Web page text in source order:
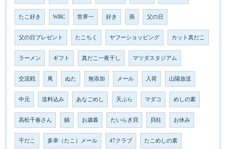
たこ好き WBC 世界一 好き 孫 父の日
父の日プレゼント たこちく ヤフーショッピング カット真だこ
ラーメン ギフト 真だこ一夜干し マツダスタジアム
交流戦 凧 ぬた 無添加 メール 入荷 山陽放送
中元 送料込み あなごめし 天ぷら マダコ めしの素
高松千春さん 鍋 お歳暮 たいらぎ貝 貝柱 お休み
干だこ 多幸（たこ）メール 47クラブ たこめしの素